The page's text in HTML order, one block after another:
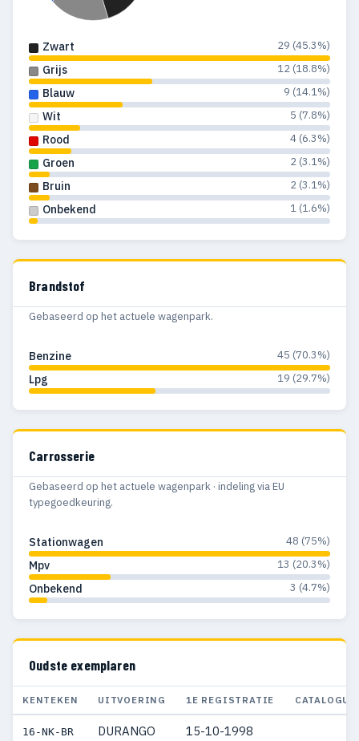
Zwart 29 (45.3%)
Grijs 12 (18.8%)
Blauw 9 (14.1%)
Wit 5 (7.8%)
Rood 4 (6.3%)
Groen 2 (3.1%)
Bruin 2 (3.1%)
Onbekend 1 (1.6%)
Brandstof
Gebaseerd op het actuele wagenpark.
Benzine 45 (70.3%)
Lpg 19 (29.7%)
Carrosserie
Gebaseerd op het actuele wagenpark · indeling via EU
typegoedkeuring.
Stationwagen 48 (75%)
Mpv 13 (20.3%)
Onbekend 3 (4.7%)
Oudste exemplaren
KENTEKEN UITVOERING 1E REGISTRATIE
16-NK-BR DURANGO 15-10-1998